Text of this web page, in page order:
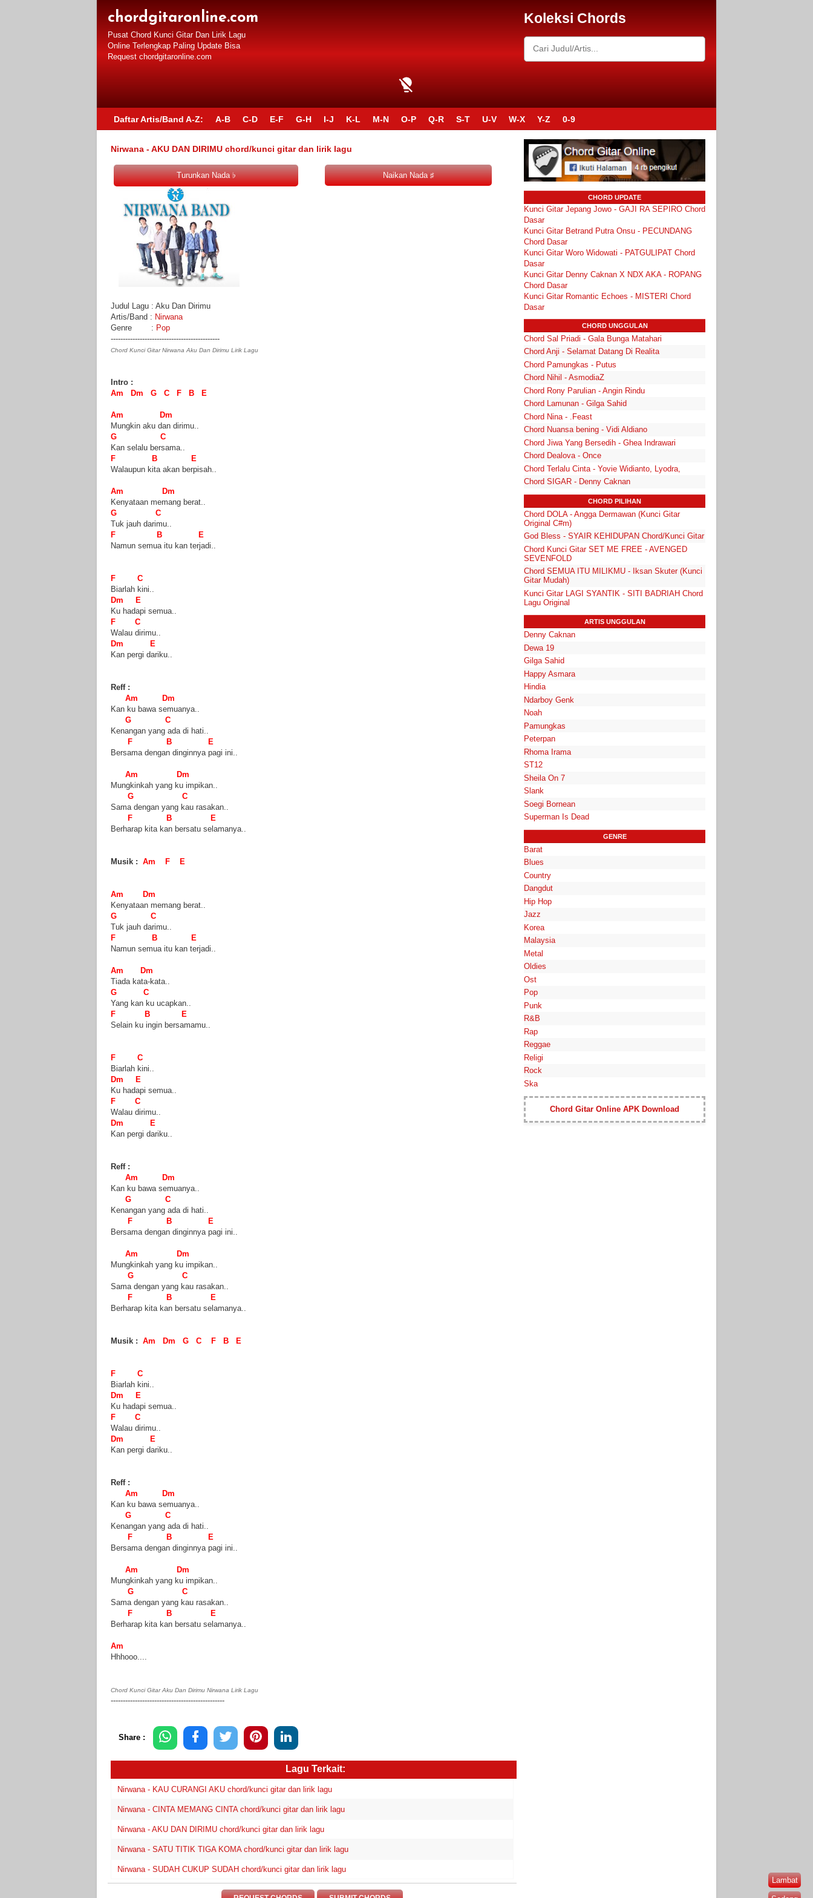
chordgitaronline.com
Pusat Chord Kunci Gitar Dan Lirik Lagu
Online Terlengkap Paling Update Bisa
Request chordgitaronline.com
Koleksi Chords
Daftar Artis/Band A-Z: A-B C-D E-F G-H I-J K-L M-N O-P Q-R S-T U-V W-X Y-Z 0-9
Nirwana - AKU DAN DIRIMU chord/kunci gitar dan lirik lagu
Lambat
Judul Lagu : Aku Dan Dirimu
Artis/Band : Nirwana
Genre : Pop
---------------------------------------------
Chord Kunci Gitar Nirwana Aku Dan Dirimu Lirik Lagu
Intro :
Am Dm G C F B E
Am Dm
Mungkin aku dan dirimu..
G C
Kan selalu bersama..
F B E
Walaupun kita akan berpisah..
Am Dm
Kenyataan memang berat..
G C
Tuk jauh darimu..
F B E
Namun semua itu kan terjadi..
F C
Biarlah kini..
Dm E
Ku hadapi semua..
F C
Walau dirimu..
Dm E
Kan pergi dariku..
Reff :
Am Dm
Kan ku bawa semuanya..
G C
Kenangan yang ada di hati..
F B E
Bersama dengan dinginnya pagi ini..
Am Dm
Mungkinkah yang ku impikan..
G C
Sama dengan yang kau rasakan..
F B E
Berharap kita kan bersatu selamanya..
Musik : Am F E
Am Dm
Kenyataan memang berat..
G C
Tuk jauh darimu..
F B E
Namun semua itu kan terjadi..
Am Dm
Tiada kata-kata..
G C
Yang kan ku ucapkan..
F B E
Selain ku ingin bersamamu..
F C
Biarlah kini..
Dm E
Ku hadapi semua..
F C
Walau dirimu..
Dm E
Kan pergi dariku..
Reff :
Am Dm
Kan ku bawa semuanya..
G C
Kenangan yang ada di hati..
F B E
Bersama dengan dinginnya pagi ini..
Am Dm
Mungkinkah yang ku impikan..
G C
Sama dengan yang kau rasakan..
F B E
Berharap kita kan bersatu selamanya..
Musik : Am Dm G C F B E
F C
Biarlah kini..
Dm E
Ku hadapi semua..
F C
Walau dirimu..
Dm E
Kan pergi dariku..
Reff :
Am Dm
Kan ku bawa semuanya..
G C
Kenangan yang ada di hati..
F B E
Bersama dengan dinginnya pagi ini..
Am Dm
Mungkinkah yang ku impikan..
G C
Sama dengan yang kau rasakan..
F B E
Berharap kita kan bersatu selamanya..
Am
Hhhooo....
Chord Kunci Gitar Aku Dan Dirimu Nirwana Lirik Lagu
-----------------------------------------------
Share :
Lagu Terkait:
Nirwana - KAU CURANGI AKU chord/kunci gitar dan lirik lagu
Nirwana - CINTA MEMANG CINTA chord/kunci gitar dan lirik lagu
Nirwana - AKU DAN DIRIMU chord/kunci gitar dan lirik lagu
Nirwana - SATU TITIK TIGA KOMA chord/kunci gitar dan lirik lagu
Nirwana - SUDAH CUKUP SUDAH chord/kunci gitar dan lirik lagu
CHORD UPDATE
Kunci Gitar Jepang Jowo - GAJI RA SEPIRO Chord
Dasar
Kunci Gitar Betrand Putra Onsu - PECUNDANG
Chord Dasar
Kunci Gitar Woro Widowati - PATGULIPAT Chord
Dasar
Kunci Gitar Denny Caknan X NDX AKA - ROPANG
Chord Dasar
Kunci Gitar Romantic Echoes - MISTERI Chord
Dasar
CHORD UNGGULAN
Chord Sal Priadi - Gala Bunga Matahari
Chord Anji - Selamat Datang Di Realita
Chord Pamungkas - Putus
Chord Nihil - AsmodiaZ
Chord Rony Parulian - Angin Rindu
Chord Lamunan - Gilga Sahid
Chord Nina - .Feast
Chord Nuansa bening - Vidi Aldiano
Chord Jiwa Yang Bersedih - Ghea Indrawari
Chord Dealova - Once
Chord Terlalu Cinta - Yovie Widianto, Lyodra,
Chord SIGAR - Denny Caknan
CHORD PILIHAN
Chord DOLA - Angga Dermawan (Kunci Gitar
Original C#m)
God Bless - SYAIR KEHIDUPAN Chord/Kunci Gitar
Chord Kunci Gitar SET ME FREE - AVENGED
SEVENFOLD
Chord SEMUA ITU MILIKMU - Iksan Skuter (Kunci
Gitar Mudah)
Kunci Gitar LAGI SYANTIK - SITI BADRIAH Chord
Lagu Original
ARTIS UNGGULAN
Denny Caknan
Dewa 19
Gilga Sahid
Happy Asmara
Hindia
Ndarboy Genk
Noah
Pamungkas
Peterpan
Rhoma Irama
ST12
Sheila On 7
Slank
Soegi Bornean
Superman Is Dead
GENRE
Barat
Blues
Country
Dangdut
Hip Hop
Jazz
Korea
Malaysia
Metal
Oldies
Ost
Pop
Punk
R&B
Rap
Reggae
Religi
Rock
Ska
Chord Gitar Online APK Download